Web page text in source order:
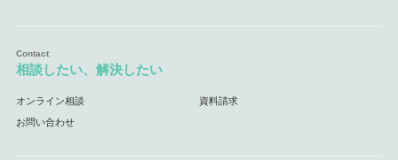
相談したい、解決したい
オンライン相談 資料請求
お問い合わせ